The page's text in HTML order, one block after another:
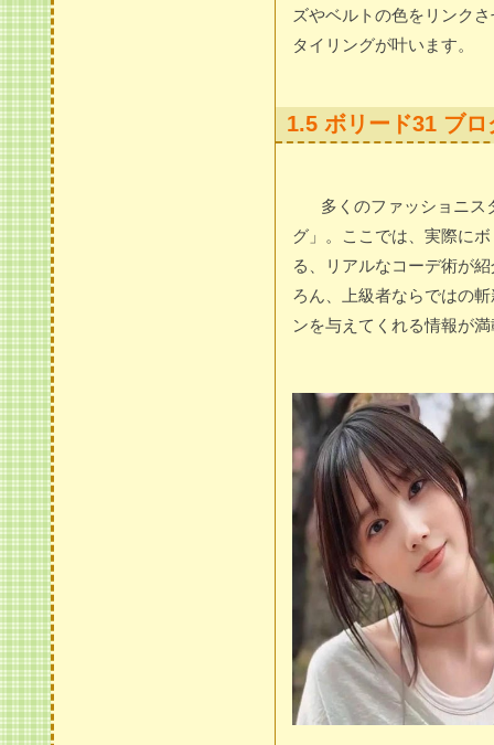
ズやベルトの色をリンク
タイリングが叶います。
1.5 ボリード31 ブ
多くのファッショニス
グ」。ここでは、実際に
る、リアルなコーデ術が
ろん、上級者ならではの
ンを与えてくれる情報が